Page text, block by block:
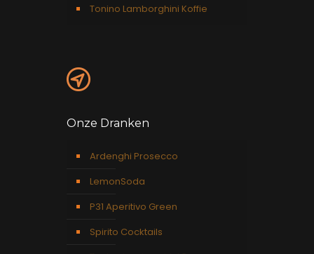
Tonino Lamborghini Koffie
Onze Dranken
Ardenghi Prosecco
LemonSoda
P31 Aperitivo Green
Spirito Cocktails